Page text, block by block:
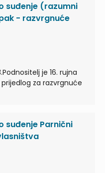
suđenje (razumni
- razvrgnuće
2021. podnio nadležnom sudu prijedlog za razvrgnuće
suđenje Parnični